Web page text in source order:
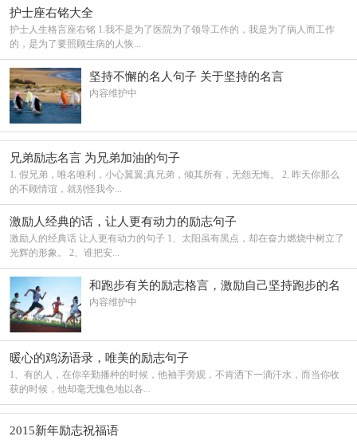
护士座右铭大全
护士人生格言座右铭 1.我不是为了医院为了领导工作的，我是为了病人而工作
的，是为了要照顾生病的人恢...
坚持不懈的名人句子 关于坚持的名言
内容维护中
兄弟励志名言 为兄弟加油的句子
1. 假兄弟，唯名唯利，小心翼翼;真兄弟，倾其所有，无怨无悔。 2. 昨天你那么
的不顾情谊，就别怪我今...
激励人经典的话，让人更有动力的励志句子
激励人的经典话 让人更有动力的句子 1、太阳虽有黑点，却在奋力燃烧中树立了
光辉的形象。 2、谁把安...
和跑步有关的励志格言，激励自己坚持跑步的名
言
内容维护中
暖心的鸡汤语录，唯美的励志句子
1、有的人，在你辛勤播种的时候，他袖手旁观，不肯洒下一滴汗水，而当你收
获的时候，他却毫无愧色地以各...
2015新年励志祝福语